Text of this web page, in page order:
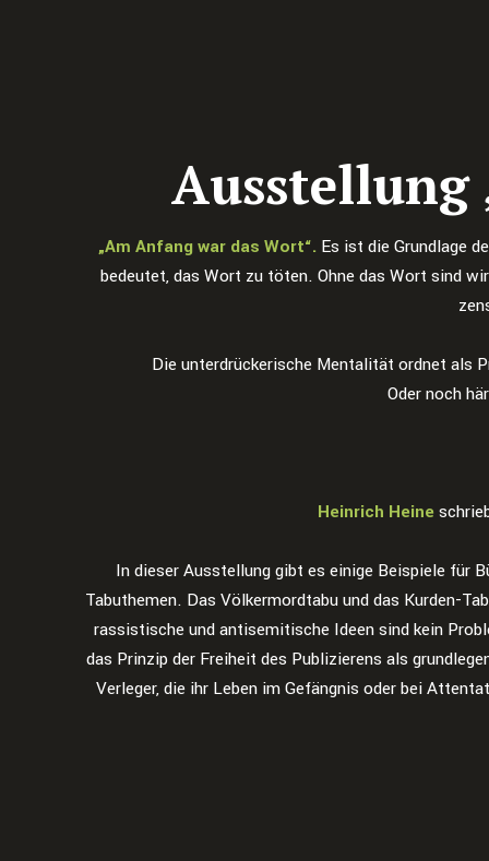
Ausstellung
„Am Anfang war das Wort“.Es ist die Grundlage
bedeutet, das Wort zu töten. Ohne das Wort sind
Die unterdrückerische Mentalität ordnet als
Oder noch
Heinrich Heine
In dieser Ausstellung gibt es einige Beispiele für
Tabuthemen. Das Völkermordtabu und das Kurden-
rassistische und antisemitische Ideen sind kein
das Prinzip der Freiheit des Publizierens als
Verleger, die ihr Leben im Gefängnis oder bei